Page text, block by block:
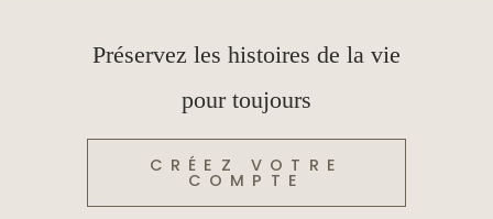
Préservez les histoires de la vie
pour toujours
CRÉEZ VOTRE
COMPTE